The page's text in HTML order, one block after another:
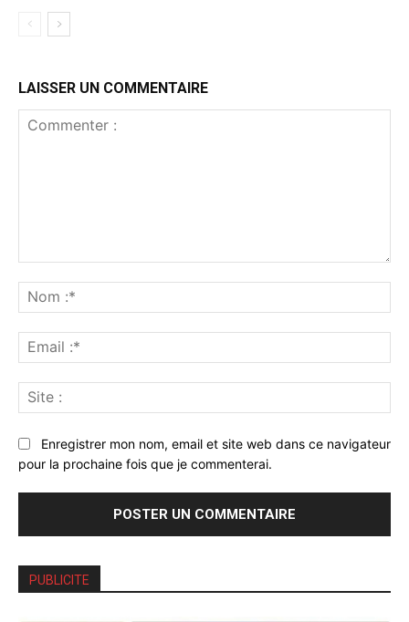
LAISSER UN COMMENTAIRE
:*
:*
:
Enregistrer mon nom, email et site web dans ce navigateur
pour la prochaine fois que je commenterai.
PUBLICITE